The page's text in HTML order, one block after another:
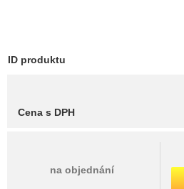
ID produktu
Cena s DPH
na objednání